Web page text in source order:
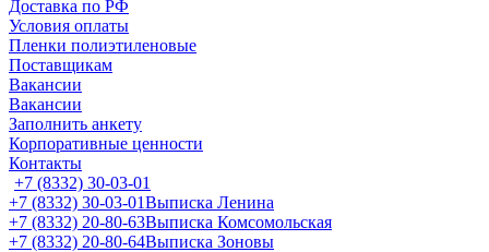
Доставка по РФ
Условия оплаты
Пленки полиэтиленовые
Поставщикам
Вакансии
Вакансии
Заполнить анкету
Корпоративные ценности
Контакты
+7 (8332) 30-03-01
+7 (8332) 30-03-01Выписка Ленина
+7 (8332) 20-80-63Выписка Комсомольская
+7 (8332) 20-80-64Выписка Зоновы